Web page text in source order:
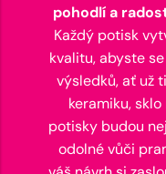
pohodlí a
Každý potisk
kvalitu, abyste
výsledků, ať už
keramiku,
potisky budou
odolné vůči